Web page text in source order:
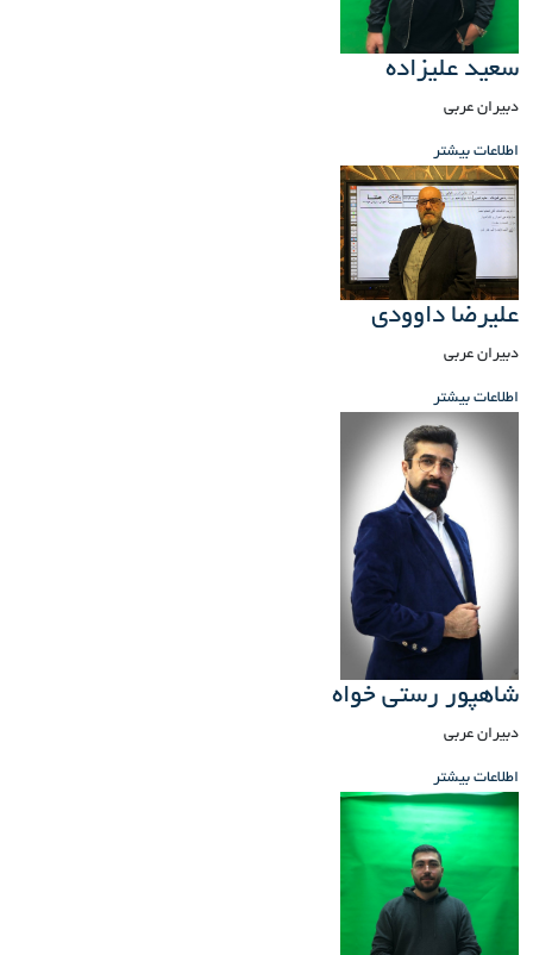
سعید علیزاده
دبیران عربی
اطلاعات بیشتر
علیرضا داوودی
دبیران عربی
اطلاعات بیشتر
شاهپور رستی خواه
دبیران عربی
اطلاعات بیشتر